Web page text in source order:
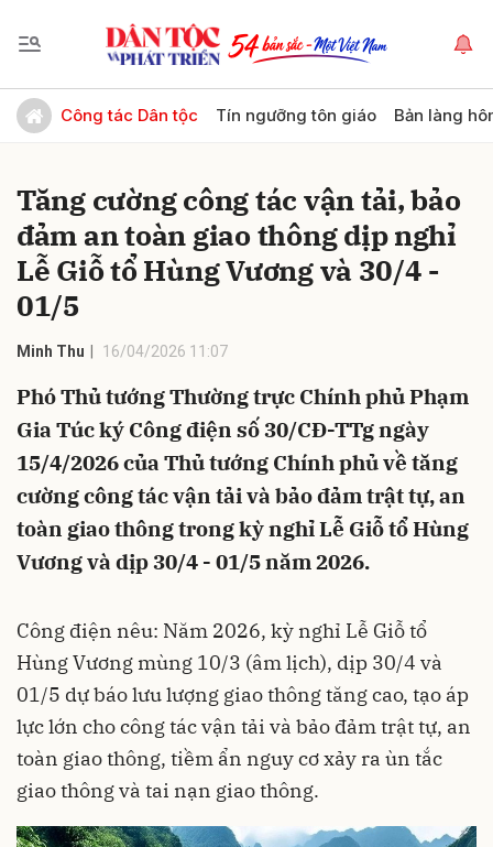
Công tác Dân tộc Tín ngưỡng tôn giáo Bản làng
Tăng cường công tác vận tải, bảo
đảm an toàn giao thông dịp nghỉ
Lễ Giỗ tổ Hùng Vương và 30/4 -
01/5
Minh Thu 16/04/2026 11:07
Phó Thủ tướng Thường trực Chính phủ Phạm
Gia Túc ký Công điện số 30/CĐ-TTg ngày
15/4/2026 của Thủ tướng Chính phủ về tăng
cường công tác vận tải và bảo đảm trật tự, an
toàn giao thông trong kỳ nghỉ Lễ Giỗ tổ Hùng
Vương và dịp 30/4 - 01/5 năm 2026.
Công điện nêu: Năm 2026, kỳ nghỉ Lễ Giỗ tổ
Hùng Vương mùng 10/3 (âm lịch), dịp 30/4 và
01/5 dự báo lưu lượng giao thông tăng cao, tạo áp
lực lớn cho công tác vận tải và bảo đảm trật tự, an
toàn giao thông, tiềm ẩn nguy cơ xảy ra ùn tắc
giao thông và tai nạn giao thông.
Gửi bình luận